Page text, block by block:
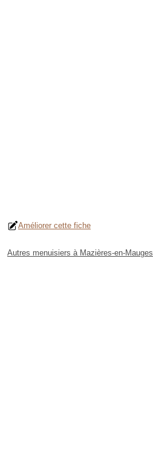
Améliorer cette fiche
Autres menuisiers à Mazières-en-Mauges